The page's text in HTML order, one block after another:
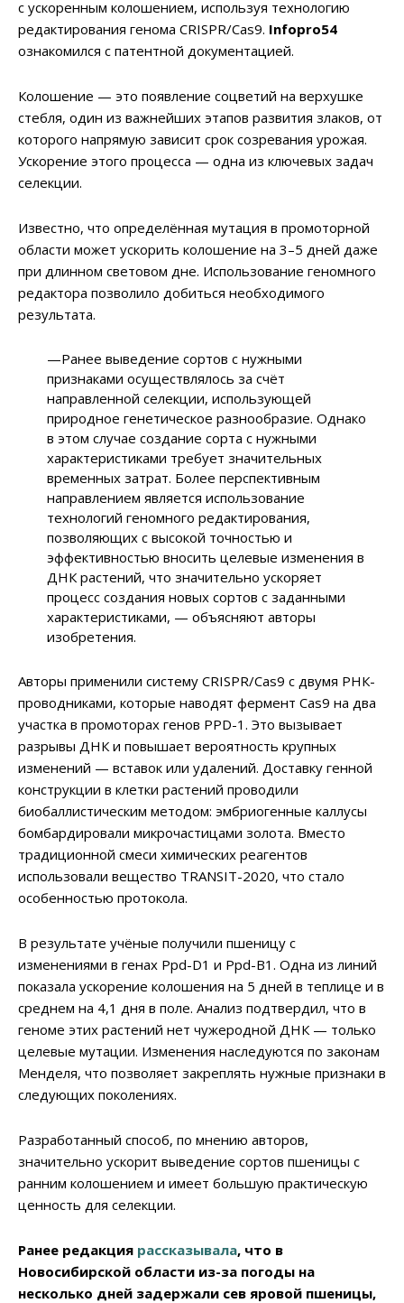
с ускоренным колошением, используя технологию
редактирования генома CRISPR/Cas9. Infopro54
ознакомился с патентной документацией.
Колошение — это появление соцветий на верхушке
стебля, один из важнейших этапов развития злаков, от
которого напрямую зависит срок созревания урожая.
Ускорение этого процесса — одна из ключевых задач
селекции.
Известно, что определённая мутация в промоторной
области может ускорить колошение на 3–5 дней даже
при длинном световом дне. Использование геномного
редактора позволило добиться необходимого
результата.
—Ранее выведение сортов с нужными
признаками осуществлялось за счёт
направленной селекции, использующей
природное генетическое разнообразие. Однако
в этом случае создание сорта с нужными
характеристиками требует значительных
временных затрат. Более перспективным
направлением является использование
технологий геномного редактирования,
позволяющих с высокой точностью и
эффективностью вносить целевые изменения в
ДНК растений, что значительно ускоряет
процесс создания новых сортов с заданными
характеристиками, — объясняют авторы
изобретения.
Авторы применили систему CRISPR/Cas9 с двумя РНК-
проводниками, которые наводят фермент Cas9 на два
участка в промоторах генов PPD-1. Это вызывает
разрывы ДНК и повышает вероятность крупных
изменений — вставок или удалений. Доставку генной
конструкции в клетки растений проводили
биобаллистическим методом: эмбриогенные каллусы
бомбардировали микрочастицами золота. Вместо
традиционной смеси химических реагентов
использовали вещество TRANSIT-2020, что стало
особенностью протокола.
В результате учёные получили пшеницу с
изменениями в генах Ppd-D1 и Ppd-B1. Одна из линий
показала ускорение колошения на 5 дней в теплице и в
среднем на 4,1 дня в поле. Анализ подтвердил, что в
геноме этих растений нет чужеродной ДНК — только
целевые мутации. Изменения наследуются по законам
Менделя, что позволяет закреплять нужные признаки в
следующих поколениях.
Разработанный способ, по мнению авторов,
значительно ускорит выведение сортов пшеницы с
ранним колошением и имеет большую практическую
ценность для селекции.
Ранее редакция рассказывала, что в
Новосибирской области из-за погоды на
несколько дней задержали сев яровой пшеницы,